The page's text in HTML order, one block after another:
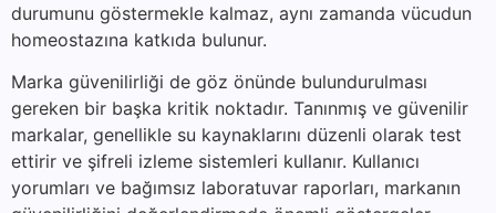
durumunu göstermekle kalmaz, aynı zamanda vücudun
homeostazına katkıda bulunur.
Marka güvenilirliği de göz önünde bulundurulması
gereken bir başka kritik noktadır. Tanınmış ve güvenilir
markalar, genellikle su kaynaklarını düzenli olarak test
ettirir ve şifreli izleme sistemleri kullanır. Kullanıcı
yorumları ve bağımsız laboratuvar raporları, markanın